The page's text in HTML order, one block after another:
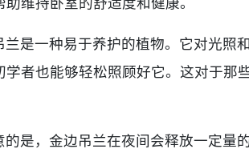
兰是一种易于养护的植物。它对光照
学者也能够轻松照顾好它。这对于那
的是，金边吊兰在夜间会释放一定量